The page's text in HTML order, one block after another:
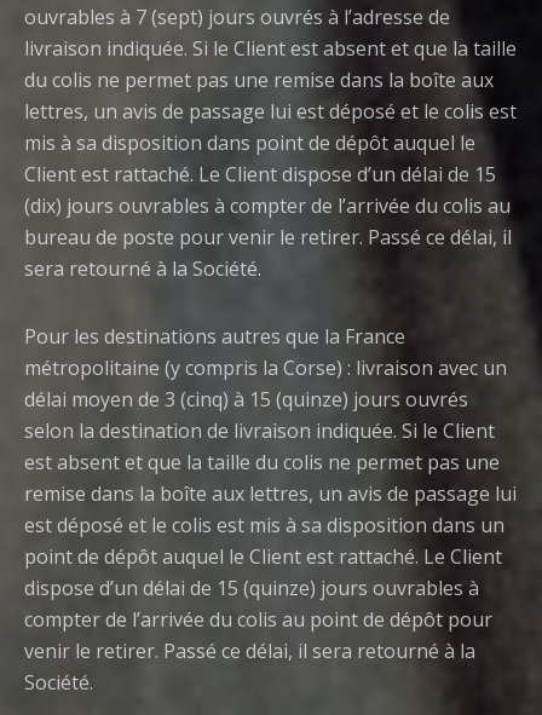
ouvrables à 7 (sept) jours ouvrés à l’adresse de
livraison indiquée. Si le Client est absent et que la taille
du colis ne permet pas une remise dans la boîte aux
lettres, un avis de passage lui est déposé et le colis est
mis à sa disposition dans point de dépôt auquel le
Client est rattaché. Le Client dispose d’un délai de 15
(dix) jours ouvrables à compter de l’arrivée du colis au
bureau de poste pour venir le retirer. Passé ce délai, il
sera retourné à la Société.
Pour les destinations autres que la France
métropolitaine (y compris la Corse) : livraison avec un
délai moyen de 3 (cinq) à 15 (quinze) jours ouvrés
selon la destination de livraison indiquée. Si le Client
est absent et que la taille du colis ne permet pas une
remise dans la boîte aux lettres, un avis de passage lui
est déposé et le colis est mis à sa disposition dans un
point de dépôt auquel le Client est rattaché. Le Client
dispose d’un délai de 15 (quinze) jours ouvrables à
compter de l’arrivée du colis au point de dépôt pour
venir le retirer. Passé ce délai, il sera retourné à la
Société.